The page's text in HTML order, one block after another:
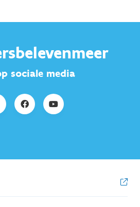
sociale media